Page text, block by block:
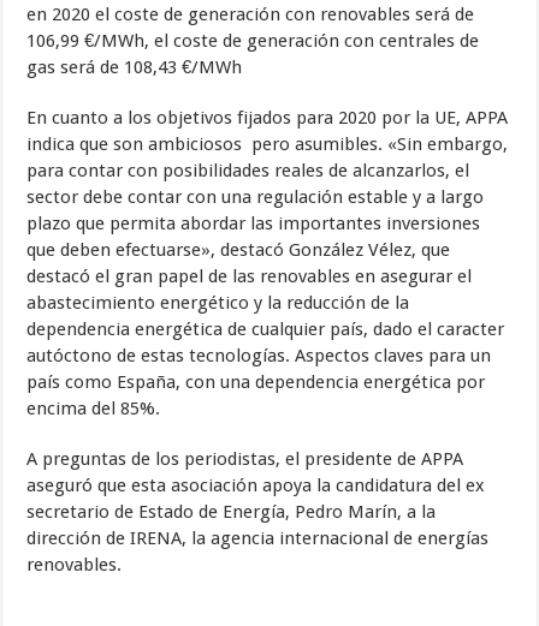
en 2020 el coste de generación con renovables será de
106,99 €/MWh, el coste de generación con centrales de
gas será de 108,43 €/MWh
En cuanto a los objetivos fijados para 2020 por la UE, APPA
indica que son ambiciosos pero asumibles. «Sin embargo,
para contar con posibilidades reales de alcanzarlos, el
sector debe contar con una regulación estable y a largo
plazo que permita abordar las importantes inversiones
que deben efectuarse», destacó González Vélez, que
destacó el gran papel de las renovables en asegurar el
abastecimiento energético y la reducción de la
dependencia energética de cualquier país, dado el caracter
autóctono de estas tecnologías. Aspectos claves para un
país como España, con una dependencia energética por
encima del 85%.
A preguntas de los periodistas, el presidente de APPA
aseguró que esta asociación apoya la candidatura del ex
secretario de Estado de Energía, Pedro Marín, a la
dirección de IRENA, la agencia internacional de energías
renovables.